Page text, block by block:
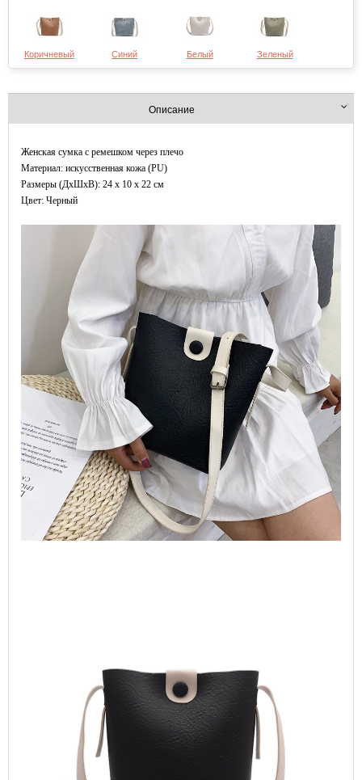
Коричневый Синий Белый Зеленый
Описание
Женская сумка с ремешком через плечо
Материал: искусственная кожа (PU)
Размеры (ДxШхВ): 24 x 10 x 22 см
Цвет: Черный